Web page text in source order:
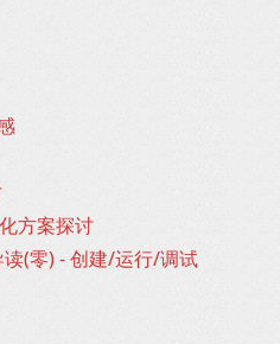
方案探讨
(零) - 创建/运行/调试